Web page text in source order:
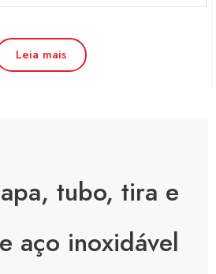
Leia mais
tubo, tira e
aço inoxidável